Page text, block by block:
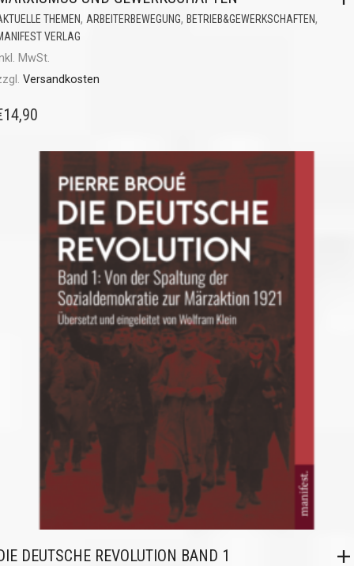
THEMEN, ARBEITERBEWEGUNG, BETRIEB&GEWERKSCHAFTEN,
VERLAG
MwSt.
Versandkosten
14,90
DEUTSCHE REVOLUTION BAND 1